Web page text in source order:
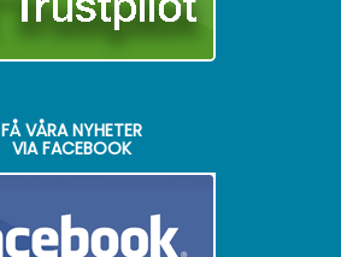
FÅ VÅRA NYHETER
VIA FACEBOOK